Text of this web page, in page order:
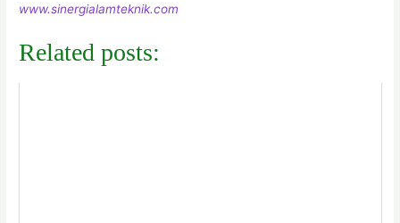
www.sinergialamteknik.com
Related posts: